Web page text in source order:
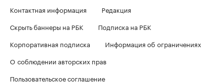
Контактная информация
Редакция
Скрыть баннеры на РБК
Подписка на РБК
Корпоративная подписка
Информация об ограничениях
О соблюдении авторских прав
Пользовательское соглашение